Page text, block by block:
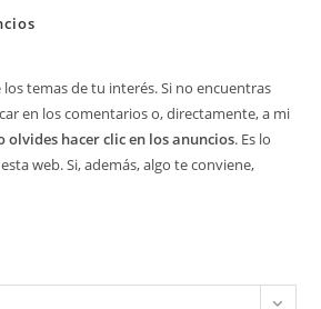
temas de tu interés. Si no encuentras
en los comentarios o, directamente, a mi
olvides hacer clic en los anuncios. Es lo
web. Si, además, algo te conviene,